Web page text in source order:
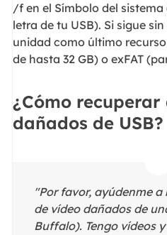
/f en el Símbolo del
letra de tu USB). Si sigue
unidad como último recurso
de hasta 32 GB) o exFAT
¿Cómo recuperar
dañados de USB?
"Por favor, ayúdenme
de vídeo dañados de
Buffalo). Tengo vídeos